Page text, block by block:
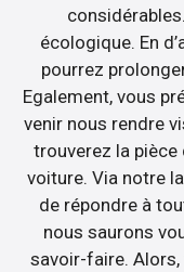
écologique. En
pourrez
Egalement, vous
venir nous rendre
trouverez la
voiture. Via notre
de répondre à
nous saurons
savoir-faire.